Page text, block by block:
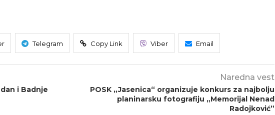
Telegram Copy Link Viber Email
i Badnje
Naredna vest
POSK „Jasenica“ organizuje konkurs za najbolju
planinarsku fotografiju „Memorijal Nenad
Radojković”